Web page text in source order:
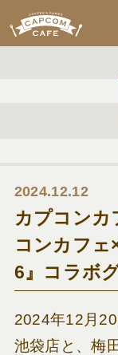
2024.12.12
カプコンカ
コンカフェ
6』コラボ
2024年12月20
池袋店と、梅